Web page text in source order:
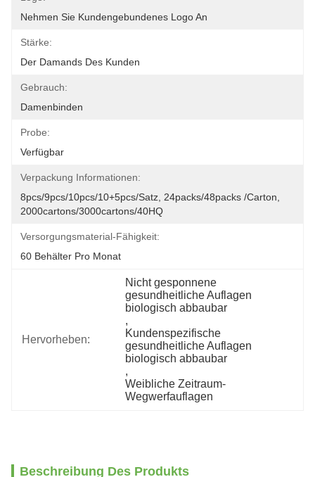
Nehmen Sie Kundengebundenes Logo An
Stärke:
Der Damands Des Kunden
Gebrauch:
Damenbinden
Probe:
Verfügbar
Verpackung Informationen:
8pcs/9pcs/10pcs/10+5pcs/Satz, 24packs/48packs /carton,
2000cartons/3000cartons/40HQ
Versorgungsmaterial-Fähigkeit:
60 Behälter Pro Monat
Hervorheben:
Nicht gesponnene
gesundheitliche Auflagen
biologisch abbaubar
,
Kundenspezifische
gesundheitliche Auflagen
biologisch abbaubar
,
Weibliche Zeitraum-
Wegwerfauflagen
Beschreibung Des Produkts